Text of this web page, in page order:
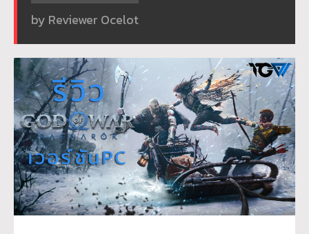
by Reviewer Ocelot